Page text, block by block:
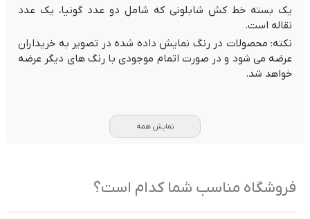
یک بسته خط کش شابلونی که شامل دو عدد گونیا، یک عدد
نقاله است.
نکته: محصولات در رنگ نمایش داده شده در تصویر به خریداران
عرضه می شود و در صورت اتمام موجودی با رنگ های دیگر عرضه
خواهد شد.
نمایش همه
فروشگاه مناسب شما کدام است؟